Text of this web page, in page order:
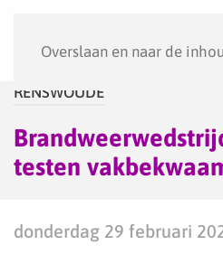
Overslaan en naar de
RENSWOUDE
testen
donderdag 29 februari